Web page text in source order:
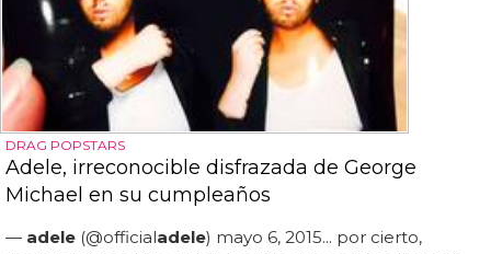
DRAG POPSTARS
Adele, irreconocible disfrazada de George
Michael en su cumpleaños
— adele (@officialadele) mayo 6, 2015... por cierto,